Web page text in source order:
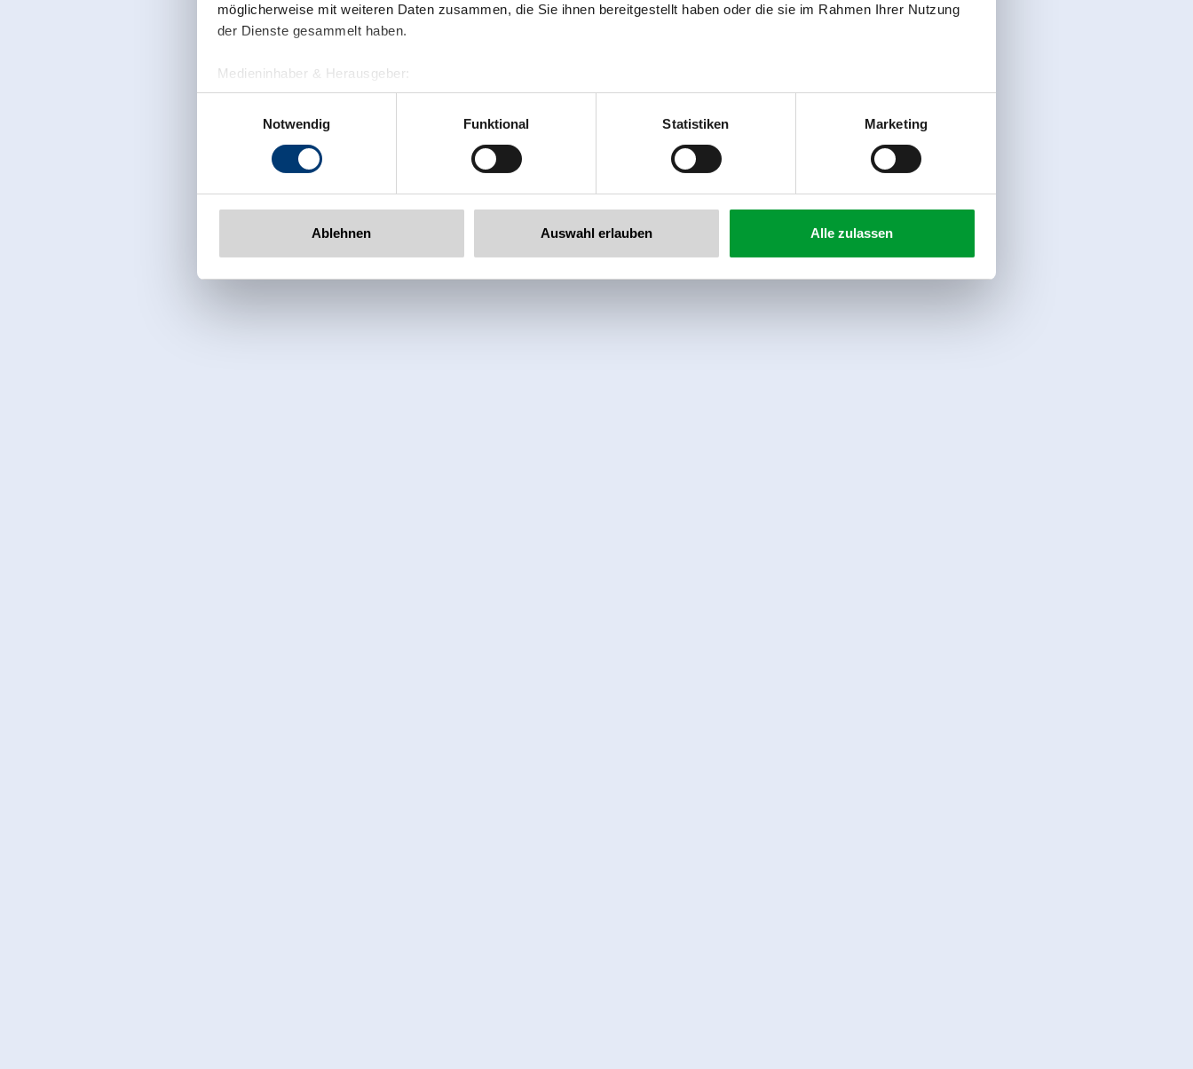
möglicherweise mit weiteren Daten zusammen, die Sie ihnen bereitgestellt haben oder die sie im Rahmen Ihrer Nutzung
der Dienste gesammelt haben.
Medieninhaber & Herausgeber:
Zeller Bergbahnen Zillertal GmbH & Co KG
Rohr 23// A-6280 Zell am Ziller
www.zillertalarena.com
Notwendig
Funktional Statistiken Marketing
Ablehnen Auswahl erlauben Alle zulassen